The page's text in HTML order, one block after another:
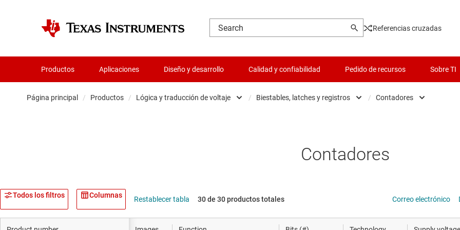
Referencias cruzadas
Productos Aplicaciones Diseño y desarrollo Calidad y confiabilidad Pedido de recursos Sobre TI
Página principal / Productos / Lógica y traducción de voltaje / Biestables, latches y registros / Contadores
Contadores
Todos los filtros Columnas Restablecer tabla 30 de 30 productos totales Correo electrónico